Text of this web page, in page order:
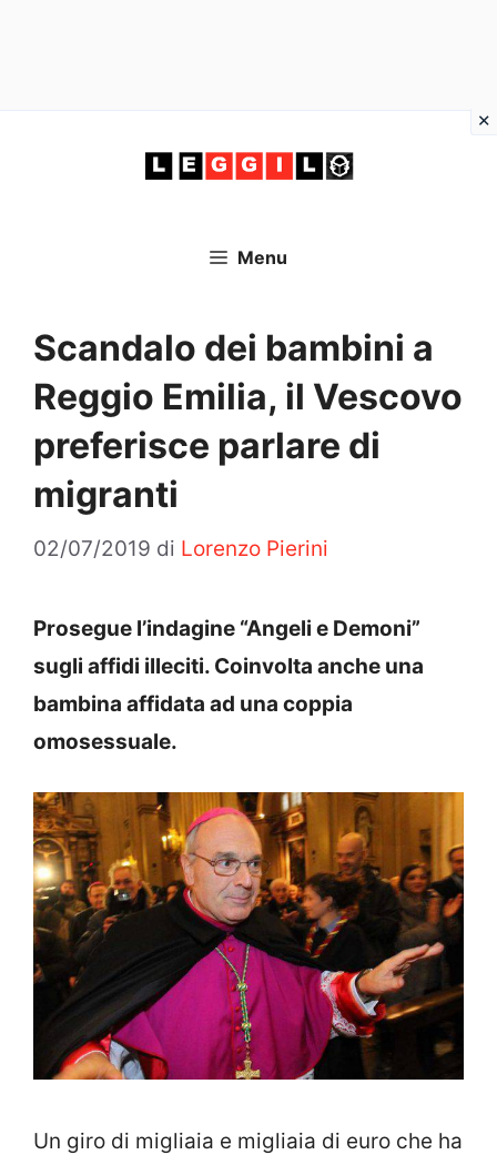
Menu
Scandalo dei bambini a
Reggio Emilia, il Vescovo
preferisce parlare di
migranti
02/07/2019 di Lorenzo Pierini
Prosegue l’indagine “Angeli e Demoni”
sugli affidi illeciti. Coinvolta anche una
bambina affidata ad una coppia
omosessuale.
Un giro di migliaia e migliaia di euro che ha